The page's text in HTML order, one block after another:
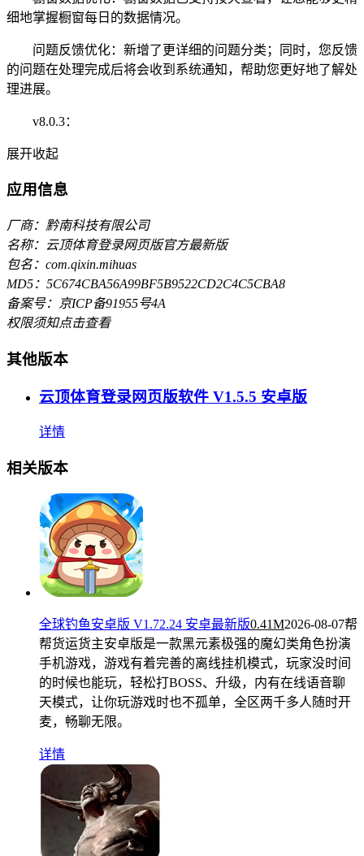
细地掌握橱窗每日的数据情况。
问题反馈优化：新增了更详细的问题分类；同时，您反馈
的问题在处理完成后将会收到系统通知，帮助您更好地了解处
理进展。
v8.0.3：
展开收起
应用信息
厂商：黔南科技有限公司
名称：云顶体育登录网页版官方最新版
包名：com.qixin.mihuas
MD5：5C674CBA56A99BF5B9522CD2C4C5CBA8
备案号：京ICP备91955号4A
权限须知点击查看
其他版本
云顶体育登录网页版软件 V1.5.5 安卓版
详情
相关版本
全球钓鱼安卓版 V1.72.24 安卓最新版0.41M2026-08-07帮
帮货运货主安卓版是一款黑元素极强的魔幻类角色扮演
手机游戏，游戏有着完善的离线挂机模式，玩家没时间
的时候也能玩，轻松打BOSS、升级，内有在线语音聊
天模式，让你玩游戏时也不孤单，全区两千多人随时开
麦，畅聊无限。
详情